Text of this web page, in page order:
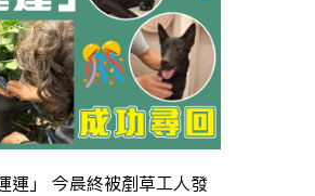
運」 今晨終被剷草工人發